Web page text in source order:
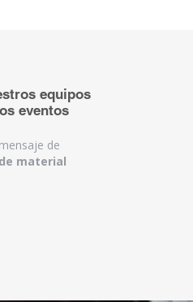
equipos
eventos
de
material